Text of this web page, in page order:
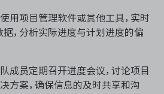
用项目管理软件或其他工具，实时
，分析实际进度与计划进度的偏
成员定期召开进度会议，讨论项目
方案，确保信息的及时共享和沟